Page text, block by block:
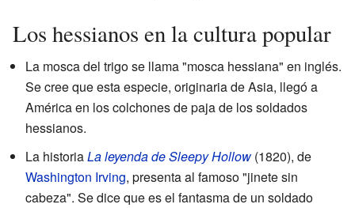
Los hessianos en la cultura popular
La mosca del trigo se llama "mosca hessiana" en inglés.
Se cree que esta especie, originaria de Asia, llegó a
América en los colchones de paja de los soldados
hessianos.
La historiaLa leyenda de Sleepy Hollow(1820), de
Washington Irving, presenta al famoso "jinete sin
cabeza". Se dice que es el fantasma de un soldado